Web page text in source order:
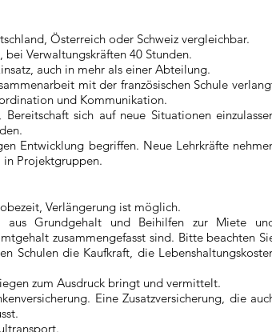
Österreich oder Schweiz vergleichbar.
Verwaltungskräften 40 Stunden.
auch in mehr als einer Abteilung.
mit der französischen Schule
und Kommunikation.
sich auf neue Situationen
Entwicklung begriffen. Neue Lehrkräfte
in Projektgruppen.
Verlängerung ist möglich.
Grundgehalt und Beihilfen zur Miete
zusammengefasst sind. Bitte beachten
Schulen die Kaufkraft, die
zum Ausdruck bringt und vermittelt.
Eine Zusatzversicherung, die